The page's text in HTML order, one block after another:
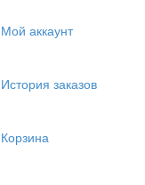
Мой аккаунт
История заказов
Корзина